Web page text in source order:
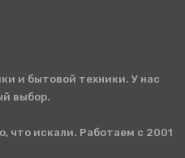
и бытовой техники. У нас
выбор.
что искали. Работаем с 2001